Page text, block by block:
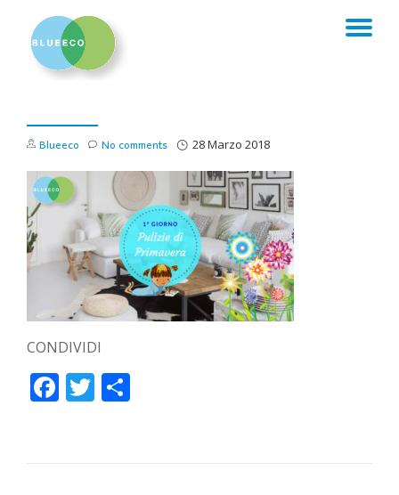
Blueeco 28 Marzo 2018
No comments
CONDIVIDI
FacebookTwitter